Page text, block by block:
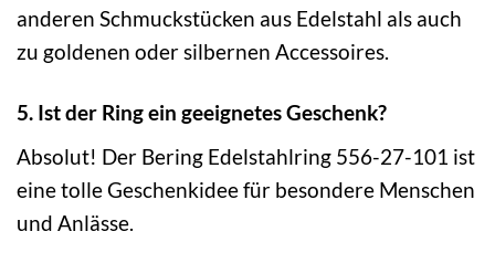
anderen Schmuckstücken aus Edelstahl als auch
zu goldenen oder silbernen Accessoires.
5. Ist der Ring ein geeignetes Geschenk?
Absolut! Der Bering Edelstahlring 556-27-101 ist
eine tolle Geschenkidee für besondere Menschen
und Anlässe.